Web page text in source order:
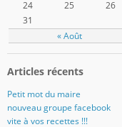
« Août
24
25 26
31
Articles récents
Petit mot du maire
nouveau groupe facebook
vite à vos recettes !!!